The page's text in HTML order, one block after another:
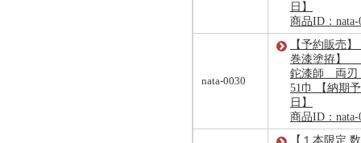
日】
商品ID：nata-
nata-0030
【予約販売
巻漆塗拵】
鉈漆師 両
51巾 【納期
日】
商品ID：nata-
【１本限定